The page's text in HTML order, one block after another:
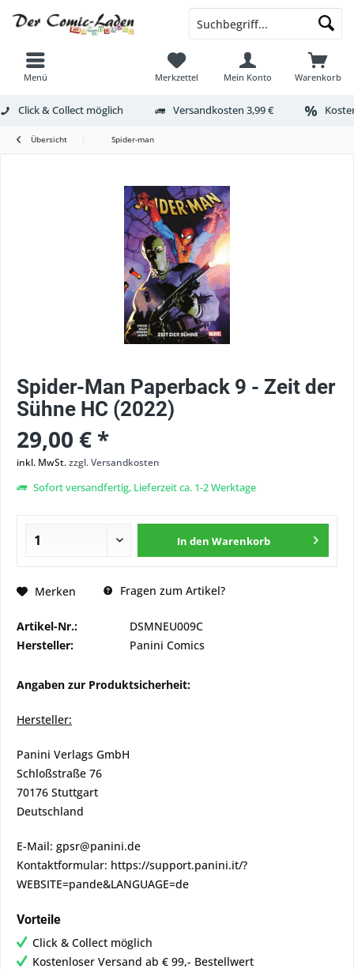
Menü Warenkorb
Merkzettel Mein Konto
Click & Collect möglich Versandkosten 3,99 €
Übersicht Spider-man
Spider-Man Paperback 9 - Zeit der
Sühne HC (2022)
29,00 € *
inkl. MwSt.zzgl. Versandkosten
Sofort versandfertig, Lieferzeit ca. 1-2 Werktage
In den Warenkorb
Merken Fragen zum Artikel?
Artikel-Nr.:
DSMNEU009C
Hersteller:
Panini Comics
Angaben zur Produktsicherheit:
Hersteller:
Panini Verlags GmbH
Schloßstraße 76
70176 Stuttgart
Deutschland
E-Mail: gpsr@panini.de
Kontaktformular: https://support.panini.it/?
WEBSITE=pande&LANGUAGE=de
Vorteile
Click & Collect möglich
Kostenloser Versand ab € 99,- Bestellwert